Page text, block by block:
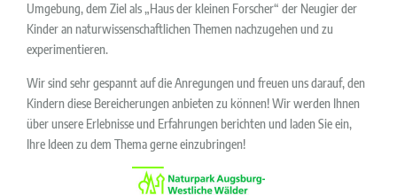
Umgebung, dem Ziel als „Haus der kleinen Forscher“ der Neugier der
Kinder an naturwissenschaftlichen Themen nachzugehen und zu
experimentieren.
Wir sind sehr gespannt auf die Anregungen und freuen uns darauf, den
Kindern diese Bereicherungen anbieten zu können! Wir werden Ihnen
über unsere Erlebnisse und Erfahrungen berichten und laden Sie ein,
Ihre Ideen zu dem Thema gerne einzubringen!